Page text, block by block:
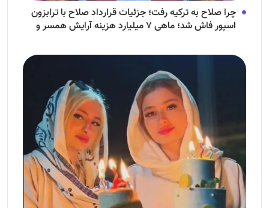
چرا صلاح به ترکیه رفت؛ جزئیات قرارداد صلاح با ترابزون
اسپور فاش شد؛ ماهی ۷ میلیارد هزینه آرایش همسر و